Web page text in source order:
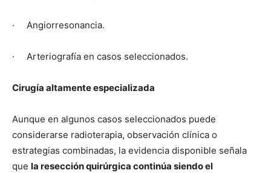
· Angiorresonancia.
· Arteriografía en casos seleccionados.
Cirugía altamente especializada
Aunque en algunos casos seleccionados puede
considerarse radioterapia, observación clínica o
estrategias combinadas, la evidencia disponible señala
que la resección quirúrgica continúa siendo el